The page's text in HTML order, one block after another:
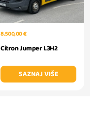
8.500,00 €
Citron Jumper L3H2
SAZNAJ VIŠE